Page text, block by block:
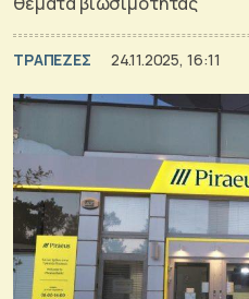
ΤΡΑΠΕΖΕΣ 24.11.2025, 16:11